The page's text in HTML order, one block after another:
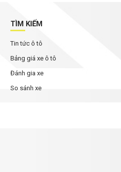
TÌM KIẾM
Tin tức ô tô
Bảng giá xe ô tô
Đánh gia xe
So sánh xe